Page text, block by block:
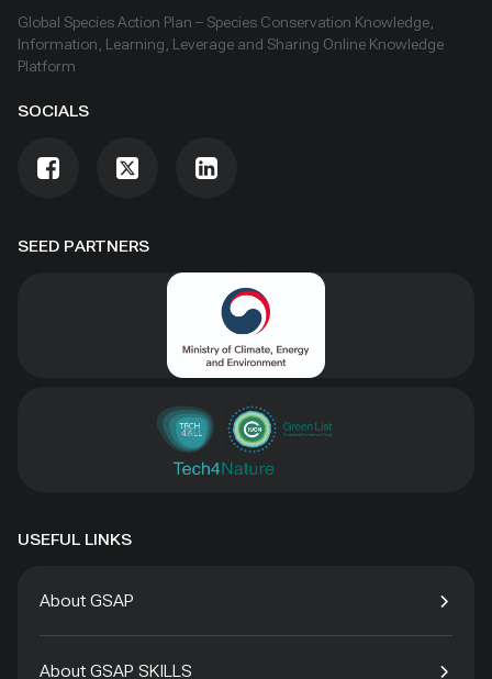
SEED PARTNERS
Global Species Action Plan – Species Conservation Knowledge,
Information, Learning, Leverage and Sharing Online Knowledge
Platform
SOCIALS
USEFUL LINKS
About GSAP
About GSAP SKILLS